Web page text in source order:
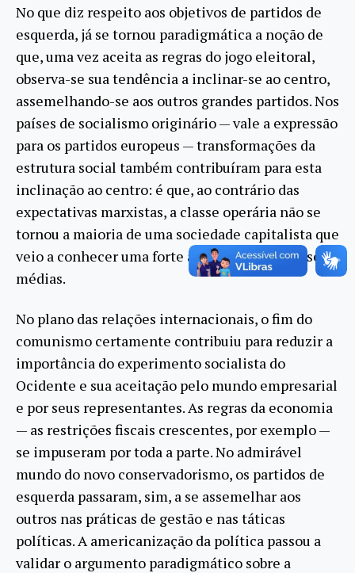
No que diz respeito aos objetivos de partidos de
esquerda, já se tornou paradigmática a noção de
que, uma vez aceita as regras do jogo eleitoral,
observa-se sua tendência a inclinar-se ao centro,
assemelhando-se aos outros grandes partidos. Nos
países de socialismo originário — vale a expressão
para os partidos europeus — transformações da
estrutura social também contribuíram para esta
inclinação ao centro: é que, ao contrário das
expectativas marxistas, a classe operária não se
tornou a maioria de uma sociedade capitalista que
veio a conhecer uma forte ampliação das classes
médias.
No plano das relações internacionais, o fim do
comunismo certamente contribuiu para reduzir a
importância do experimento socialista do
Ocidente e sua aceitação pelo mundo empresarial
e por seus representantes. As regras da economia
— as restrições fiscais crescentes, por exemplo —
se impuseram por toda a parte. No admirável
mundo do novo conservadorismo, os partidos de
esquerda passaram, sim, a se assemelhar aos
outros nas práticas de gestão e nas táticas
políticas. A americanização da política passou a
validar o argumento paradigmático sobre a